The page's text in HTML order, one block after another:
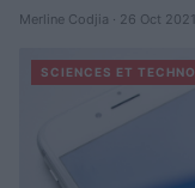
Merline Codjia · 26 Oct 2021
SCIENCES ET